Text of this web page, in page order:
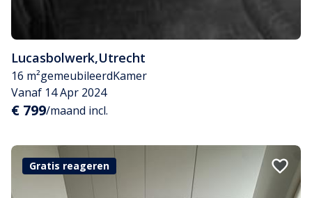
Lucasbolwerk,Utrecht
16 m²gemeubileerdKamer
Vanaf 14 Apr 2024
€ 799/maand incl.
Gratis reageren